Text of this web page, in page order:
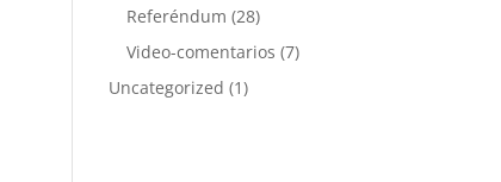
Referéndum (28)
Video-comentarios (7)
Uncategorized (1)